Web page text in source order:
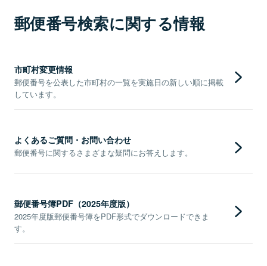
郵便番号検索に関する情報
市町村変更情報
郵便番号を公表した市町村の一覧を実施日の新しい順に掲載
しています。
よくあるご質問・お問い合わせ
郵便番号に関するさまざまな疑問にお答えします。
郵便番号簿PDF（2025年度版）
2025年度版郵便番号簿をPDF形式でダウンロードできま
す。